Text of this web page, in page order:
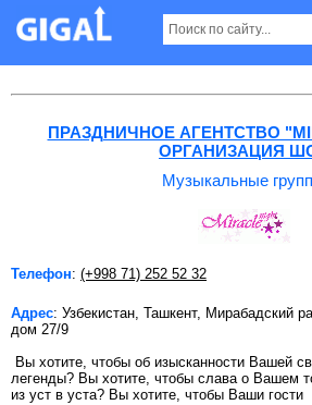
Музыкальные группы в
ПРАЗДНИЧНОЕ АГЕНТСТВО
ОРГАНИЗАЦИЯ
Музыкальные
Телефон: (+998 71) 252 52 32
Адрес: Узбекистан, Ташкент, Мирабадский
дом 27/9
Вы хотите, чтобы об изысканности Вашей
легенды? Вы хотите, чтобы слава о Вашем
из уст в уста? Вы хотите, чтобы Ваши гости